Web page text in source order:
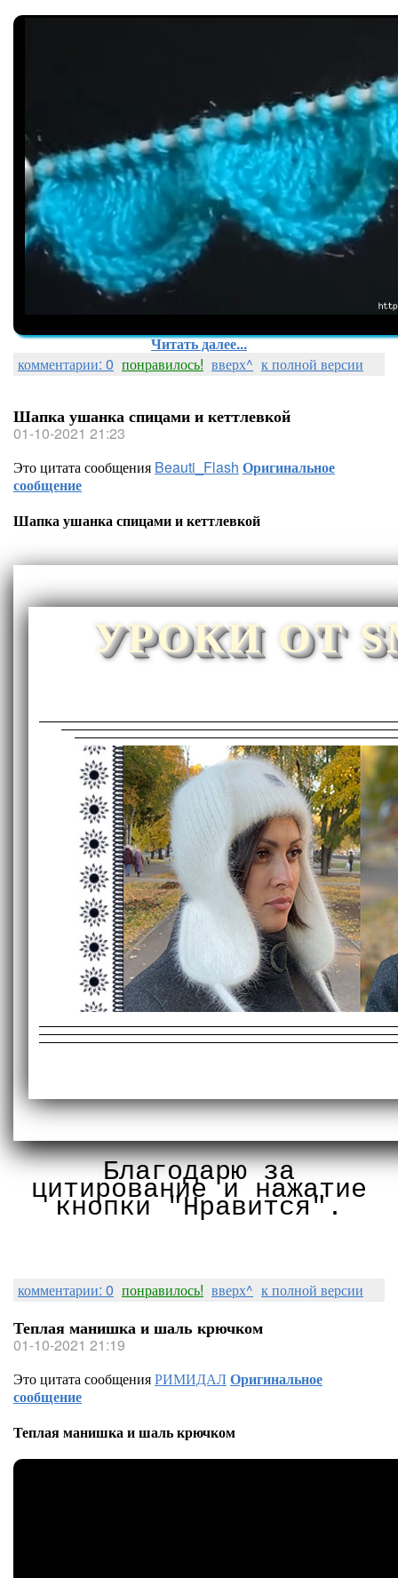
Читать далее...
комментарии: 0 понравилось! вверх^ к полной версии
Шапка ушанка спицами и кеттлевкой
01-10-2021 21:23
Это цитата сообщения Beauti_Flash Оригинальное
сообщение
Шапка ушанка спицами и кеттлевкой
УРОКИ ОТ
Благодарю за
цитирование и нажатие
кнопки "Нравится".
комментарии: 0 понравилось! вверх^ к полной версии
Теплая манишка и шаль крючком
01-10-2021 21:19
Это цитата сообщенияРИМИДАЛОригинальное
сообщение
Теплая манишка и шаль крючком